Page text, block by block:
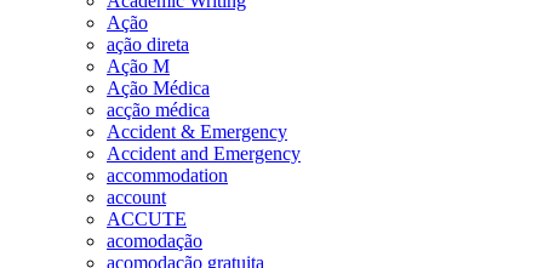
Ação
ação direta
Ação M
Ação Médica
acção médica
Accident & Emergency
Accident and Emergency
accommodation
account
ACCUTE
acomodação
acomodação gratuita